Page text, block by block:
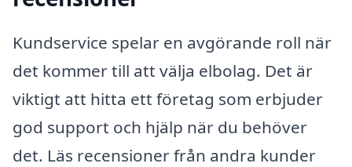
Kundservice spelar en avgörande roll när
det kommer till att välja elbolag. Det är
viktigt att hitta ett företag som erbjuder
god support och hjälp när du behöver
det. Läs recensioner från andra kunder